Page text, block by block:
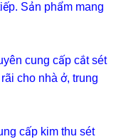
Sản phẩm mang
cung cấp cắt sét
cho nhà ở, trung
cấp kim thu sét